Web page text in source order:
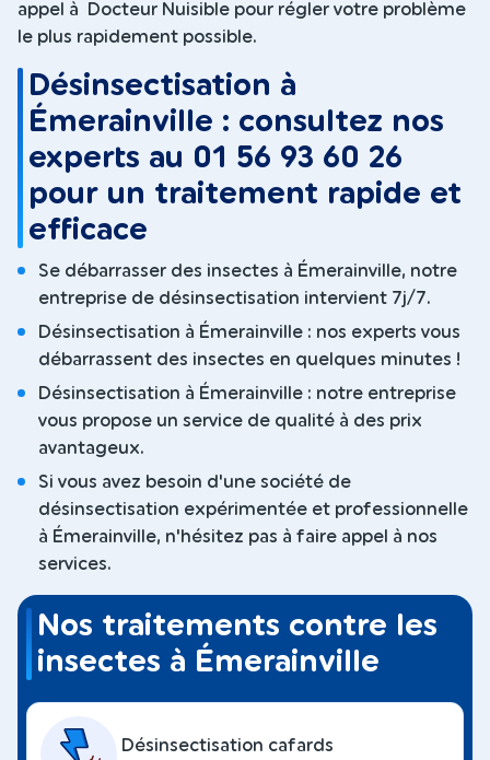
appel à Docteur Nuisible pour régler votre problème
le plus rapidement possible.
Désinsectisation à
Émerainville : consultez nos
experts au 01 56 93 60 26
pour un traitement rapide et
efficace
Se débarrasser des insectes à Émerainville, notre
entreprise de désinsectisation intervient 7j/7.
Désinsectisation à Émerainville : nos experts vous
débarrassent des insectes en quelques minutes !
Désinsectisation à Émerainville : notre entreprise
vous propose un service de qualité à des prix
avantageux.
Si vous avez besoin d'une société de
désinsectisation expérimentée et professionnelle
à Émerainville, n'hésitez pas à faire appel à nos
services.
Nos traitements contre les
insectes à Émerainville
Désinsectisation cafards